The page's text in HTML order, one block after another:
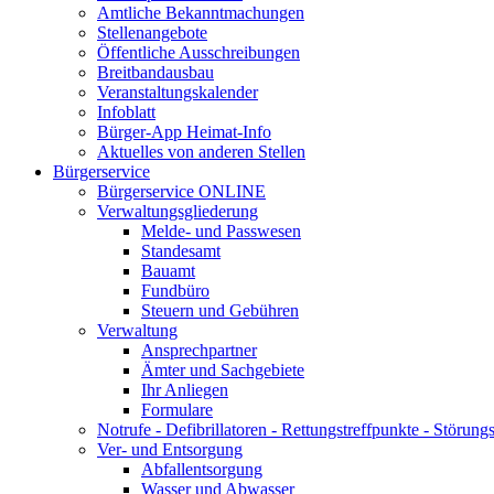
Amtliche Bekanntmachungen
Stellenangebote
Öffentliche Ausschreibungen
Breitbandausbau
Veranstaltungskalender
Infoblatt
Bürger-App Heimat-Info
Aktuelles von anderen Stellen
Bürgerservice
Bürgerservice ONLINE
Verwaltungsgliederung
Melde- und Passwesen
Standesamt
Bauamt
Fundbüro
Steuern und Gebühren
Verwaltung
Ansprechpartner
Ämter und Sachgebiete
Ihr Anliegen
Formulare
Notrufe - Defibrillatoren - Rettungstreffpunkte -
Ver- und Entsorgung
Abfallentsorgung
Wasser und Abwasser